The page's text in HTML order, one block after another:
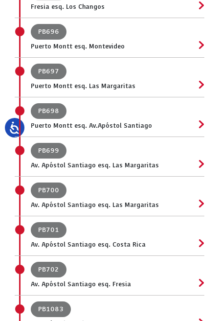
Fresia esq. Los Changos
PB696
Puerto Montt esq. Montevideo
PB697
Puerto Montt esq. Las Margaritas
PB698
Puerto Montt esq. Av.Apóstol Santiago
PB699
Av. Apóstol Santiago esq. Las Margaritas
PB700
Av. Apóstol Santiago esq. Las Margaritas
PB701
Av. Apóstol Santiago esq. Costa Rica
PB702
Av. Apóstol Santiago esq. Fresia
PB1083